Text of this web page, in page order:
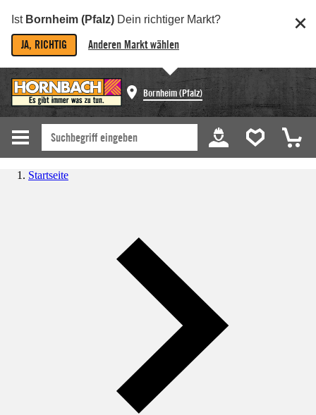
Ist Bornheim (Pfalz) Dein richtiger Markt?
JA, RICHTIG Anderen Markt wählen
Bornheim (Pfalz)
Startseite